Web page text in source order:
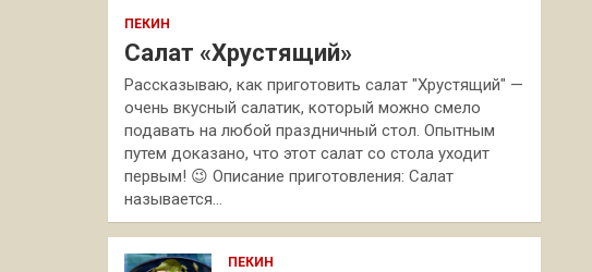
ПЕКИН
Салат «Хрустящий»
Рассказываю, как приготовить салат "Хрустящий" —
очень вкусный салатик, который можно смело
подавать на любой праздничный стол. Опытным
путем доказано, что этот салат со стола уходит
первым! 😉 Описание приготовления: Салат
называется…
ПЕКИН